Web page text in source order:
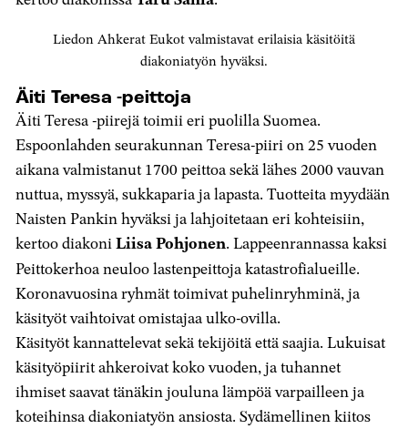
Liedon Ahkerat Eukot valmistavat erilaisia käsitöitä
diakoniatyön hyväksi.
Äiti Teresa -peittoja
Äiti Teresa -piirejä toimii eri puolilla Suomea.
Espoonlahden seurakunnan Teresa-piiri on 25 vuoden
aikana valmistanut 1700 peittoa sekä lähes 2000 vauvan
nuttua, myssyä, sukkaparia ja lapasta. Tuotteita myydään
Naisten Pankin hyväksi ja lahjoitetaan eri kohteisiin,
kertoo diakoniLiisa Pohjonen. Lappeenrannassa kaksi
Peittokerhoa neuloo lastenpeittoja katastrofialueille.
Koronavuosina ryhmät toimivat puhelinryhminä, ja
käsityöt vaihtoivat omistajaa ulko-ovilla.
Käsityöt kannattelevat sekä tekijöitä että saajia. Lukuisat
käsityöpiirit ahkeroivat koko vuoden, ja tuhannet
ihmiset saavat tänäkin jouluna lämpöä varpailleen ja
koteihinsa diakoniatyön ansiosta. Sydämellinen kiitos